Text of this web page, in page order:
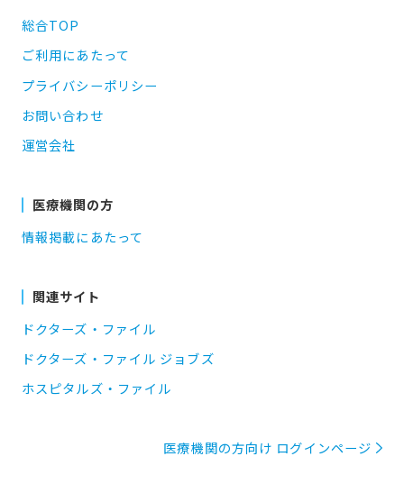
総合TOP
ご利用にあたって
プライバシーポリシー
お問い合わせ
運営会社
医療機関の方
情報掲載にあたって
関連サイト
ドクターズ・ファイル
ドクターズ・ファイル ジョブズ
ホスピタルズ・ファイル
医療機関の方向け ログインページ